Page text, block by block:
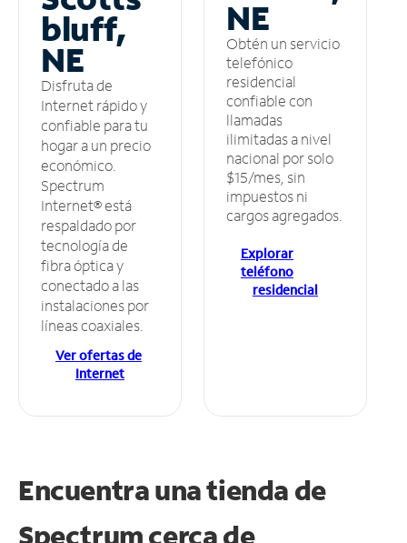
bluff,
NE
Disfruta de
Internet rápido y
confiable para tu
hogar a un precio
económico.
Spectrum
Internet® está
respaldado por
tecnología de
fibra óptica y
conectado a las
instalaciones por
líneas coaxiales.
Ver ofertas de
Internet
NE
Obtén un servicio
telefónico
residencial
confiable con
llamadas
ilimitadas a nivel
nacional por solo
$15/mes, sin
impuestos ni
cargos agregados.
Explorar
teléfono
residencial
Encuentra una tienda de
Spectrumcerca de